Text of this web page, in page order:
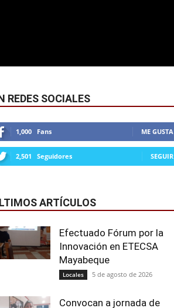
REDES SOCIALES
1,000 Fans ME GUSTA
2,501 Seguidores SEGUIR
ARTÍCULOS
Efectuado Fórum por la
Innovación en ETECSA
Mayabeque
Locales 5 de agosto de 2026
Convocan a jornada de